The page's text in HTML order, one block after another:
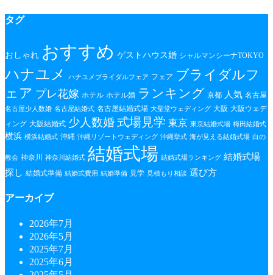
タグ
おしゃれ おすすめ ゲストハウス婚 シャルマンシーナTOKYO
ハナユメ ハナユメブライダルフェア フェア ブライダルフ
ェア プレ花嫁 ホテル ホテル婚 ランキング 京都 人気 名古屋
名古屋少人数婚 名古屋結婚式 名古屋結婚式場 大聖堂ウェディング 大阪 大阪ウェデ
ィング 大阪結婚式 少人数婚式場見学 東京 東京結婚式場 梅田結婚式
横浜 横浜結婚式 沖縄 沖縄リゾートウェディング 沖縄挙式 海が見える結婚式場 白の
教会 神奈川 神奈川結婚式 結婚式場 結婚式場ランキング 結婚式場
探し 結婚式準備 結婚式費用 結婚準備 見学 見積もり相談 選び方
アーカイブ
2026年7月
2026年5月
2025年7月
2025年6月